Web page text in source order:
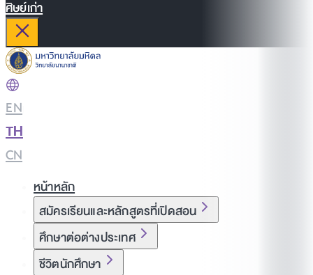
ศิษย์เก่า
EN
TH
CN
หน้าหลัก
สมัครเรียนและหลักสูตรที่เปิดสอน
ศึกษาต่อต่างประเทศ
ชีวิตนักศึกษา